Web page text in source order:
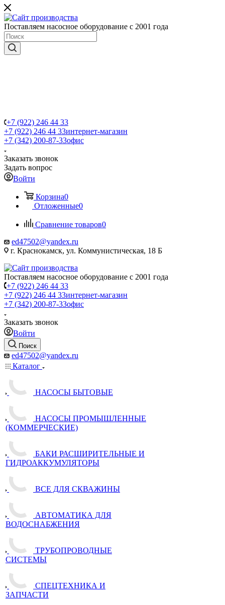
Поставляем насосное оборудование с 2001 года
+7 (922) 246 44 33
+7 (922) 246 44 33интернет-магазин
+7 (342) 200-87-33офис
Заказать звонок
Задать вопрос
Войти
Корзина0
Отложенные0
Сравнение товаров0
ed47502@yandex.ru
г. Краснокамск, ул. Коммунистическая, 18 Б
Поставляем насосное оборудование с 2001 года
+7 (922) 246 44 33
+7 (922) 246 44 33интернет-магазин
+7 (342) 200-87-33офис
Заказать звонок
Войти
Поиск
ed47502@yandex.ru
Каталог
НАСОСЫ БЫТОВЫЕ
НАСОСЫ ПРОМЫШЛЕННЫЕ
(КОММЕРЧЕСКИЕ)
БАКИ РАСШИРИТЕЛЬНЫЕ И
ГИДРОАККУМУЛЯТОРЫ
ВСЕ ДЛЯ СКВАЖИНЫ
АВТОМАТИКА ДЛЯ
ВОДОСНАБЖЕНИЯ
ТРУБОПРОВОДНЫЕ
СИСТЕМЫ
СПЕЦТЕХНИКА И
ЗАПЧАСТИ